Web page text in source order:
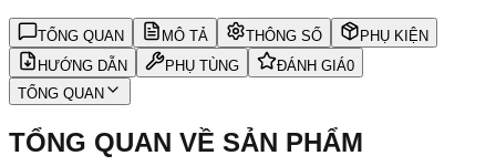
TỔNG QUAN MÔ TẢ THÔNG SỐ
PHỤ KIỆN
HƯỚNG DẪN
PHỤ TÙNG ĐÁNH GIÁ0
TỔNG QUAN
TỔNG QUAN VỀ SẢN PHẨM